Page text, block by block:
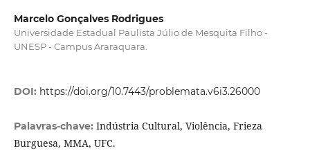
Marcelo Gonçalves Rodrigues
Universidade Estadual Paulista Júlio de Mesquita Filho -
UNESP - Campus Araraquara.
DOI: https://doi.org/10.7443/problemata.v6i3.26000
Palavras-chave: Indústria Cultural, Violência, Frieza
Burguesa, MMA, UFC.